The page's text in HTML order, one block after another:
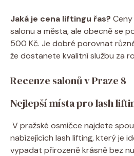
Jaká je cena ⁢liftingu řas?
salonu a města, ale obecně se
500 Kč. Je dobré porovnat
že dostanete kvalitní ⁣službu za
Recenze⁣ salonů v Praze 8
Nejlepší ‍místa pro lash
V pražské osmičce najdete
nabízejících lash lifting, který je
vypadat přirozeně krásně bez